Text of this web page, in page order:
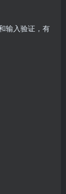
输入验证，有